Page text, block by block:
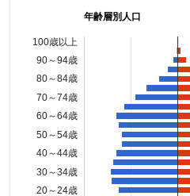
年齢層別人口
20～24歳
30～34歳
40～44歳
50～54歳
60～64歳
70～74歳
80～84歳
90～94歳
100歳以上